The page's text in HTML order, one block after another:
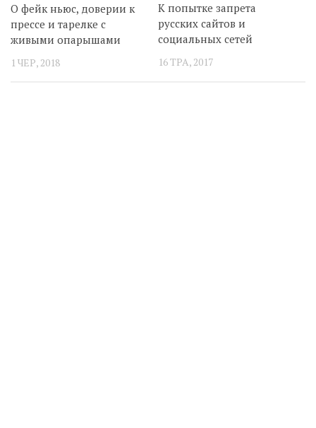
О фейк ньюс, доверии к
прессе и тарелке с
живыми опарышами
1 ЧЕР, 2018
К попытке запрета
русских сайтов и
социальных сетей
16 ТРА, 2017